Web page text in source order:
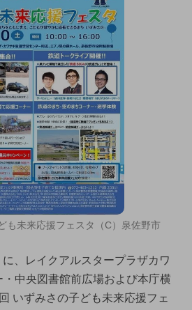
も未来応援フェスタ（C）泉佐野市
、レイクアルスタープラザカワ
中央図書館前広場および本庁横
いずみさの子ども未来応援フェ